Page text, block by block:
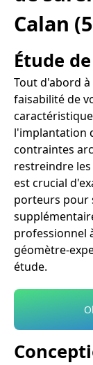
Calan
Étude
Tout d'abord
faisabilité de
l'implantation
contraintes
restreindre
est crucial
porteurs pour
professionnel
géomètre-
étude.